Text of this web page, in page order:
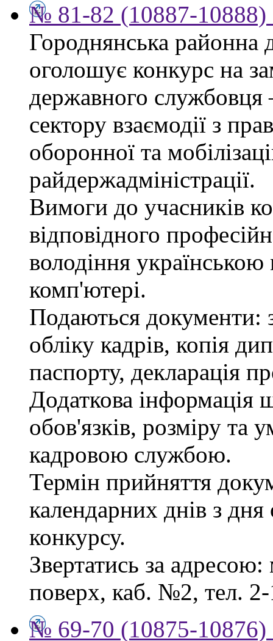
№ 81-82 (10887-10888)
Городнянська районна
оголошує конкурс на
державного службовця
сектору взаємодії з
оборонної та
райдержадміністрації.
Вимоги до учасників
відповідного
володіння
комп'ютері.
Подаються документи:
обліку кадрів, копія
паспорту, декларація
Додаткова інформація
обов'язків, розміру та
кадровою службою.
Термін прийняття
календарних днів з
конкурсу.
Звертатись за
поверх, каб. №2, тел.
№ 69-70 (10875-10876)